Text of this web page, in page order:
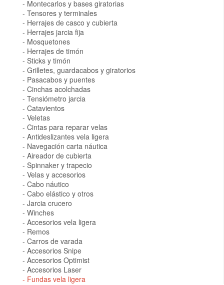
Montecarlos y bases giratorias
Tensores y terminales
Herrajes de casco y cubierta
Herrajes jarcia fija
Mosquetones
Herrajes de timón
Sticks y timón
Grilletes, guardacabos y giratorios
Pasacabos y puentes
Cinchas acolchadas
Tensiómetro jarcia
Catavientos
Veletas
Cintas para reparar velas
Antideslizantes vela ligera
Navegación carta náutica
Aireador de cubierta
Spinnaker y trapecio
Velas y accesorios
Cabo náutico
Cabo elástico y otros
Jarcia crucero
Winches
Accesorios vela ligera
Remos
Carros de varada
Accesorios Snipe
Accesorios Optimist
Accesorios Laser
Fundas vela ligera